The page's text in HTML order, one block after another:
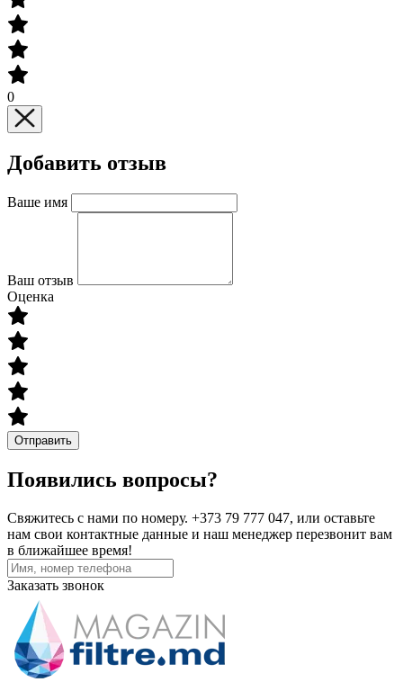
0
Добавить отзыв
Ваше имя
Ваш отзыв
Оценка
Отправить
Появились вопросы?
Свяжитесь с нами по номеру. +373 79 777 047, или оставьте
нам свои контактные данные и наш менеджер перезвонит вам
в ближайшее время!
Заказать звонок